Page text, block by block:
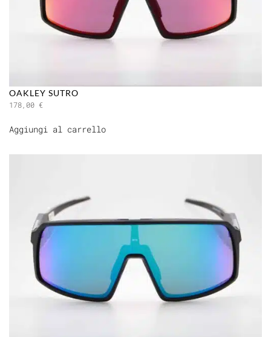
OAKLEY SUTRO
178,00 €
Aggiungi al carrello